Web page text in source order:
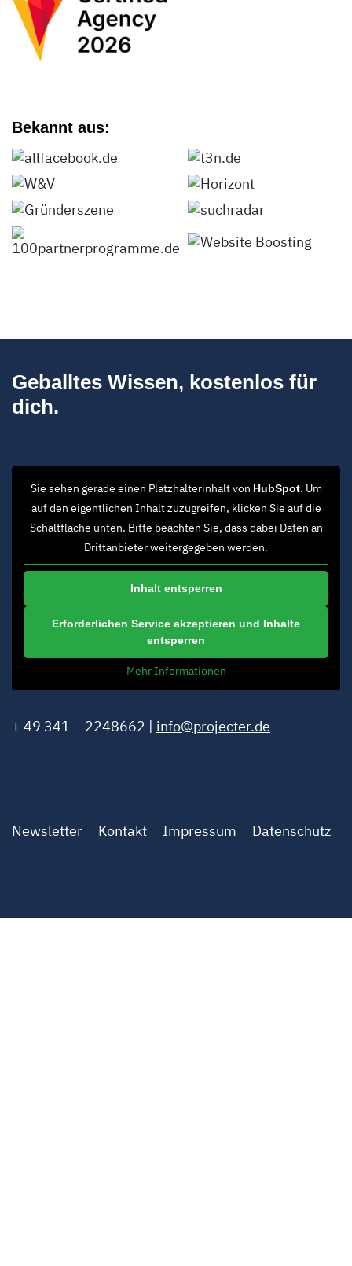
Bekannt aus:
Geballtes Wissen, kostenlos für
dich.
Sie sehen gerade einen Platzhalterinhalt von HubSpot. Um
auf den eigentlichen Inhalt zuzugreifen, klicken Sie auf die
Schaltfläche unten. Bitte beachten Sie, dass dabei Daten an
Drittanbieter weitergegeben werden.
Inhalt entsperren
Erforderlichen Service akzeptieren und Inhalte
entsperren
Mehr Informationen
+ 49 341 – 2248662 | info@projecter.de
Newsletter Kontakt Impressum Datenschutz